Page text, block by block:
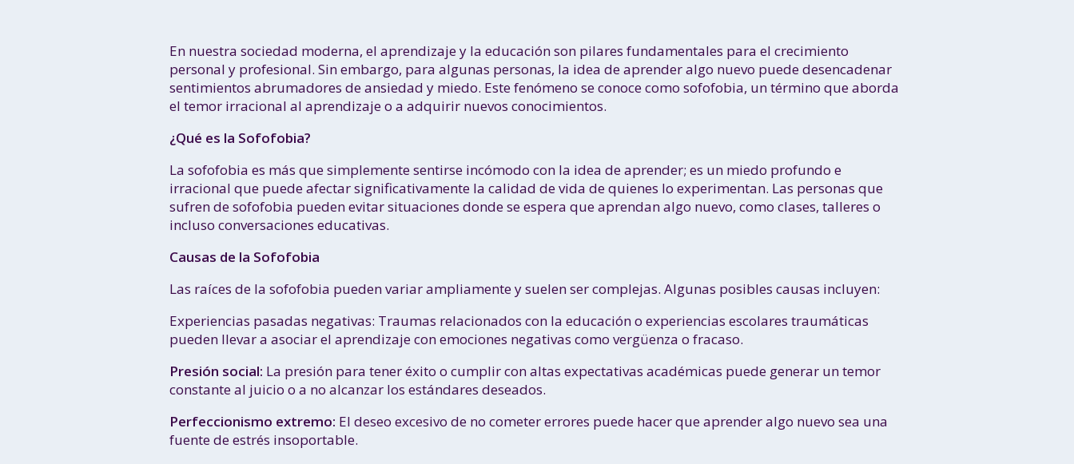
En nuestra sociedad moderna, el aprendizaje y la educación son pilares fundamentales para el crecimiento
personal y profesional. Sin embargo, para algunas personas, la idea de aprender algo nuevo puede desencadenar
sentimientos abrumadores de ansiedad y miedo. Este fenómeno se conoce como sofofobia, un término que aborda
el temor irracional al aprendizaje o a adquirir nuevos conocimientos.
¿Qué es la Sofofobia?
La sofofobia es más que simplemente sentirse incómodo con la idea de aprender; es un miedo profundo e
irracional que puede afectar significativamente la calidad de vida de quienes lo experimentan. Las personas que
sufren de sofofobia pueden evitar situaciones donde se espera que aprendan algo nuevo, como clases, talleres o
incluso conversaciones educativas.
Causas de la Sofofobia
Las raíces de la sofofobia pueden variar ampliamente y suelen ser complejas. Algunas posibles causas incluyen:
Experiencias pasadas negativas: Traumas relacionados con la educación o experiencias escolares traumáticas
pueden llevar a asociar el aprendizaje con emociones negativas como vergüenza o fracaso.
Presión social: La presión para tener éxito o cumplir con altas expectativas académicas puede generar un temor
constante al juicio o a no alcanzar los estándares deseados.
Perfeccionismo extremo: El deseo excesivo de no cometer errores puede hacer que aprender algo nuevo sea una
fuente de estrés insoportable.